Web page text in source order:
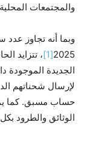
والمجتمعات
2025
[1]
، تتزايد
الجديدة الموجودة
لإرسال شحناتهم
حساب مسبق. كما
الوثائق والطرود